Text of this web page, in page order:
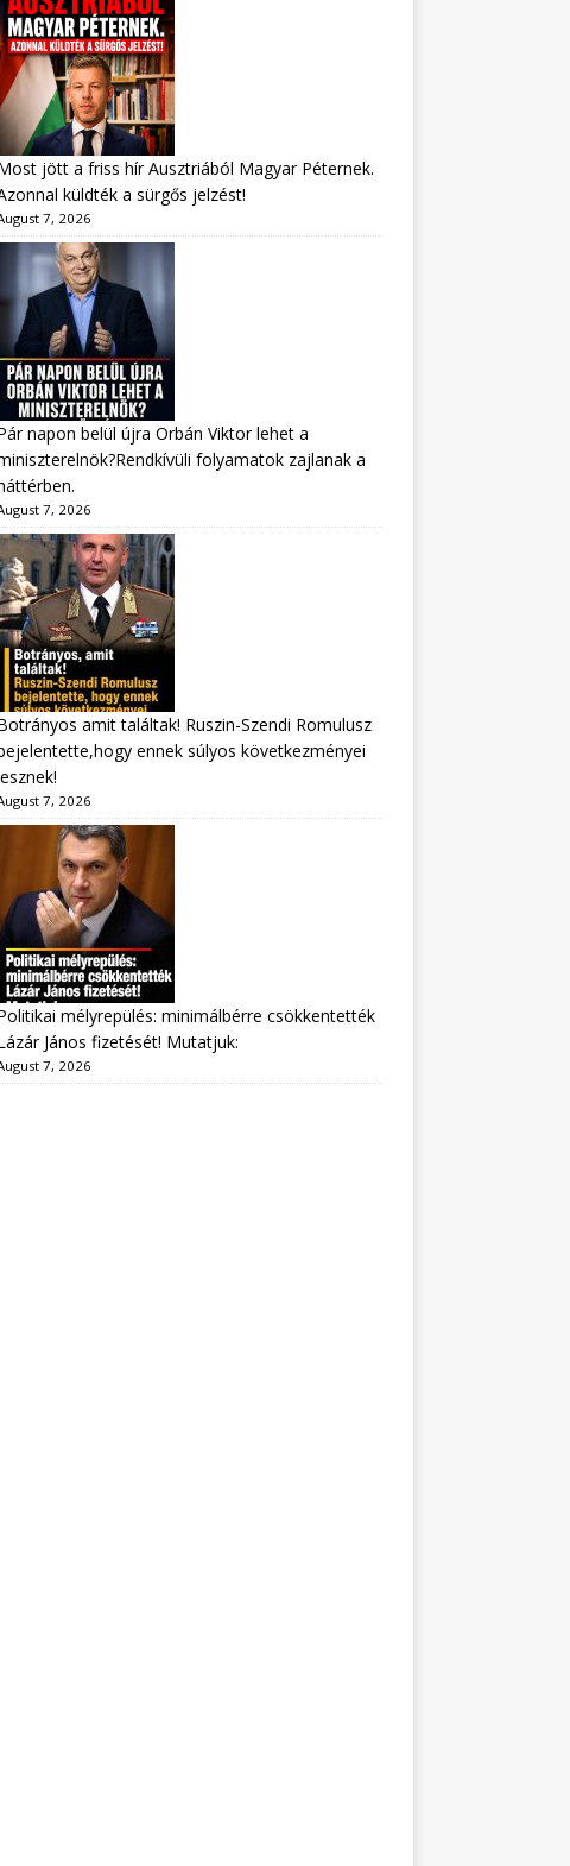
jött a friss hír Ausztriából Magyar Péternek.
küldték a sürgős jelzést!
7, 2026
napon belül újra Orbán Viktor lehet a
folyamatok zajlanak a
7, 2026
amit találtak! Ruszin-Szendi Romulusz
ennek súlyos következményei
7, 2026
mélyrepülés: minimálbérre csökkentették
János fizetését! Mutatjuk:
7, 2026